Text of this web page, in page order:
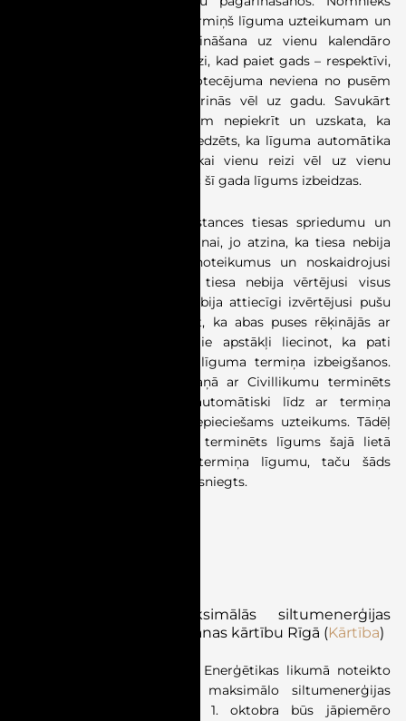
uzskata, ka viena mēneša termiņš līguma uzteikumam un
automātiska līguma pagarināšana uz vienu kalendāro
gadu, attiecināmas katru reizi, kad paiet gads – respektīvi,
ja mēnesi pirms termiņa notecējuma neviena no pusēm
līgumu neizbeidz, tas pagarinās vēl uz gadu. Savukārt
atbildētājas šādam viedoklim nepiekrīt un uzskata, ka
minētajā punktā skaidri paredzēts, ka līguma automātika
pagarināšana, iespējama tikai vienu reizi vēl uz vienu
kalendāro gadu, savukārt pēc šī gada līgums izbeidzas.
Senāts atcēla apelācijas instances tiesas spriedumu un
nodeva lietu jaunai izskatīšanai, jo atzina, ka tiesa nebija
pareizi iztulkojusi līguma noteikumus un noskaidrojusi
pušu patieso gribu. Tāpat tiesa nebija vērtējusi visus
pierādījumus kopumā, jo nebija attiecīgi izvērtējusi pušu
saraksti no kuras var redzēt, ka abas puses rēķinājās ar
līguma termiņa beigām. Šie apstākļi liecinot, ka pati
Nomniece sākotnēji atzina līguma termiņa izbeigšanos.
Senāts atgādināja, ka saskaņā ar Civillikumu terminēts
nomas līgums izbeidzas automātiski līdz ar termiņa
notecējumu un tam nav nepieciešams uzteikums. Tādēļ
tiesai bija jāpamato, kādēļ terminēts līgums šajā lietā
faktiski pārvērsts par beztermiņa līgumu, taču šāds
pamatojums spriedumā nav sniegts.
SPRK apstiprina maksimālās siltumenerģijas
iepirkuma cenas noteikšanas kārtību Rīgā (Kārtība)
Kārtība izstrādāta, īstenojot Enerģētikas likumā noteikto
deleģējumu SPRK noteikt maksimālo siltumenerģijas
cenu, kas no 2026. gada 1. oktobra būs jāpiemēro